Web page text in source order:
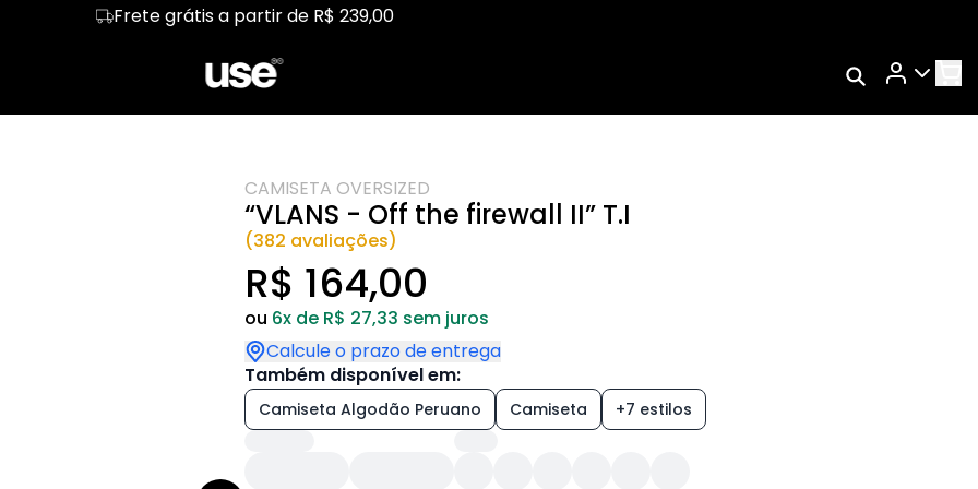
Frete grátis a partir de R$ 239,00
Regata
Cropped
Linux!
Redes
Segurança
Pets e T.I
Gênios T.I
Kit
Rastrear Meu
CAMISETA OVERSIZED
“VLANS - Off the firewall II” T.I
(382 avaliações)
R$ 164,00
ou 6x de R$ 27,33 sem juros
Calcule o prazo de entrega
Também disponível em:
Camiseta Algodão Peruano Camiseta +7 estilos